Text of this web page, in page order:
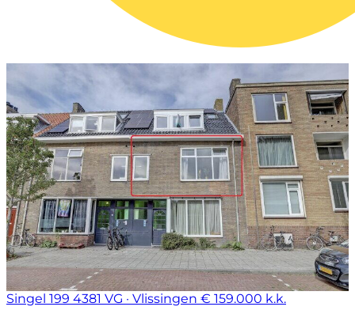
Singel 199 4381 VG · Vlissingen € 159.000 k.k.